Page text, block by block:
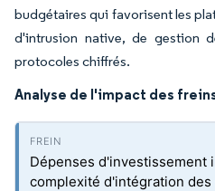
budgétaires qui favorisent les
d'intrusion native, de gestion
protocoles chiffrés.
Analyse de l'impact des
Dépenses d'investissement
complexité d'intégration